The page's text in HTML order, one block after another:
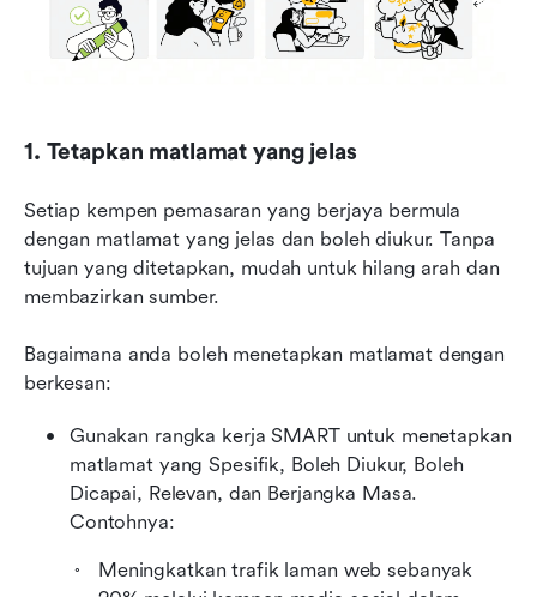
1. Tetapkan matlamat yang jelas
Setiap kempen pemasaran yang berjaya bermula
dengan matlamat yang jelas dan boleh diukur. Tanpa
tujuan yang ditetapkan, mudah untuk hilang arah dan
membazirkan sumber.
Bagaimana anda boleh menetapkan matlamat dengan
berkesan:
Gunakan rangka kerja SMART untuk menetapkan
matlamat yang Spesifik, Boleh Diukur, Boleh
Dicapai, Relevan, dan Berjangka Masa.
Contohnya:
Meningkatkan trafik laman web sebanyak